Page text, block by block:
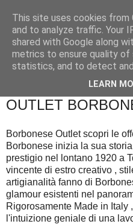
OUTLET
Borbonese Outlet scopri le
Borbonese inizia la sua
prestigio nel lontano 1920 a
vincente di estro creativo ,
artigianalità fanno di
glamour esistenti nel
Rigorosamente Made in Italy
l'intuizione geniale di una
This site uses cookies
and to analyze traffic. Your
shared with Google along
metrics to ensure quality of
statistics, and to detect
LEARN